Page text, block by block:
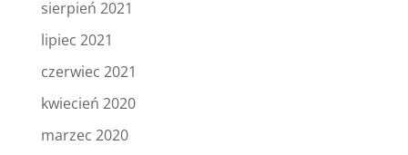
sierpień 2021
lipiec 2021
czerwiec 2021
kwiecień 2020
marzec 2020